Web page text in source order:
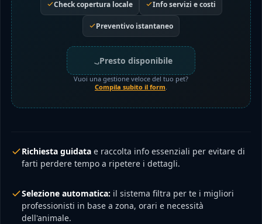
Check copertura locale Info servizi e costi
Preventivo istantaneo
Presto disponibile
Vuoi una gestione veloce del tuo pet?
Compila subito il form
Richiesta guidata e raccolta info essenziali per evitare di
farti perdere tempo a ripetere i dettagli.
Selezione automatica: il sistema filtra per te i migliori
professionisti in base a zona, orari e necessità
dell'animale.